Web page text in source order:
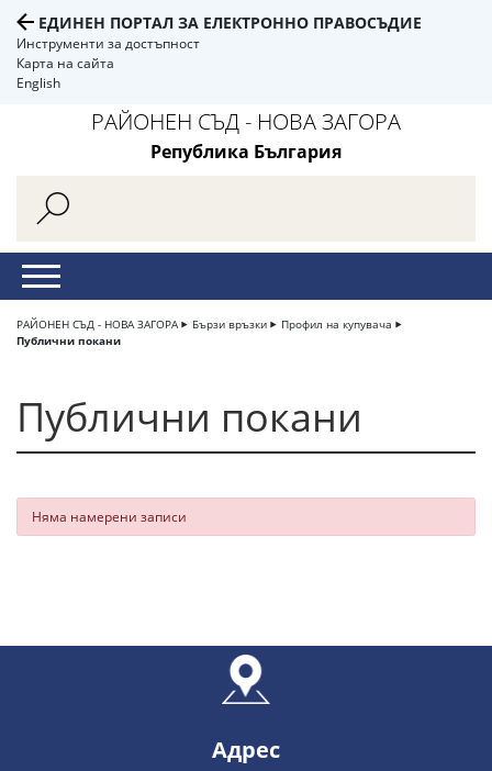
ЕДИНЕН ПОРТАЛ ЗА ЕЛЕКТРОННО ПРАВОСЪДИЕ
Инструменти за достъпност
Карта на сайта
English
РАЙОНЕН СЪД - НОВА ЗАГОРА
Република България
РАЙОНЕН СЪД - НОВА ЗАГОРА Бързи връзки
Профил на купувача
Публични покани
Публични покани
Няма намерени записи
Адрес